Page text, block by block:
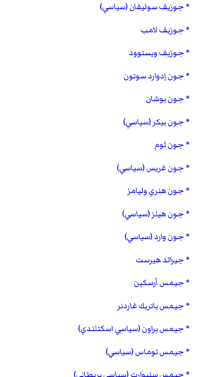
جوزيف سوليفان (سياسي)
جوزيف لامب
جوزيف ويستوود
جون إدوارد سوتون
جون بوشان
جون بيكر (سياسي)
جون ثوم
جون غريس (سياسي)
جون هنري وليامز
جون هيلز (سياسي)
جون وارد (سياسي)
جيرالد هيرست
جيمس أرسكين
جيمس باتريك غاردنر
جيمس براون (سياسي اسكتلندي)
جيمس توماس (سياسي)